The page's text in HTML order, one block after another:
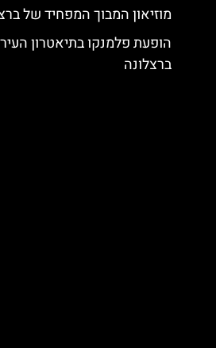
מוזיאון המבוך המפחיד של
הופעת פלמנקו בתיאטרון העיר
ברצלונה